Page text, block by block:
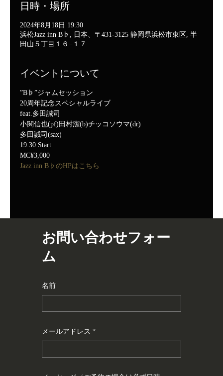
日時・場所
2024年8月18日 19:30
浜松Jazz inn B♭, 日本、〒431-3125 静岡県浜松市東区, 半
田山５丁目１６−１７
イベントについて
”B♭”ジャムセッション
20周年記念スペシャルライブ
feat.多田誠司
小関信也(pf)田村潔(b)チッコソウマ(dr)
多田誠司(sax)
19:30 Start
MC¥3,000
Jazz inn B♭のHPはこちら
お問い合わせフォー
ム
名前
メールアドレス